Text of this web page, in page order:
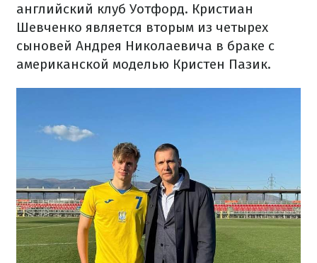
английский клуб Уотфорд. Кристиан
Шевченко является вторым из четырех
сыновей Андрея Николаевича в браке с
американской моделью Кристен Пазик.